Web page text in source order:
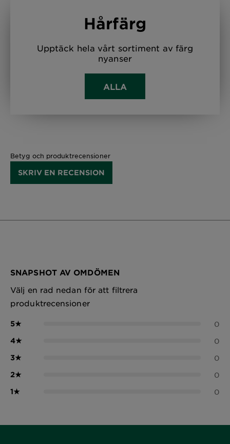
Hårfärg
Upptäck hela vårt sortiment av färg
nyanser
ALLA
Betyg och produktrecensioner
SKRIV EN RECENSION
SNAPSHOT AV OMDÖMEN
Välj en rad nedan för att filtrera
produktrecensioner
5★ 0
4★ 0
3★ 0
2★ 0
1★ 0